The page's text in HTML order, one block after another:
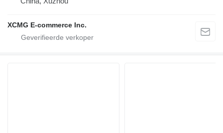
XCMG E-commerce Inc.